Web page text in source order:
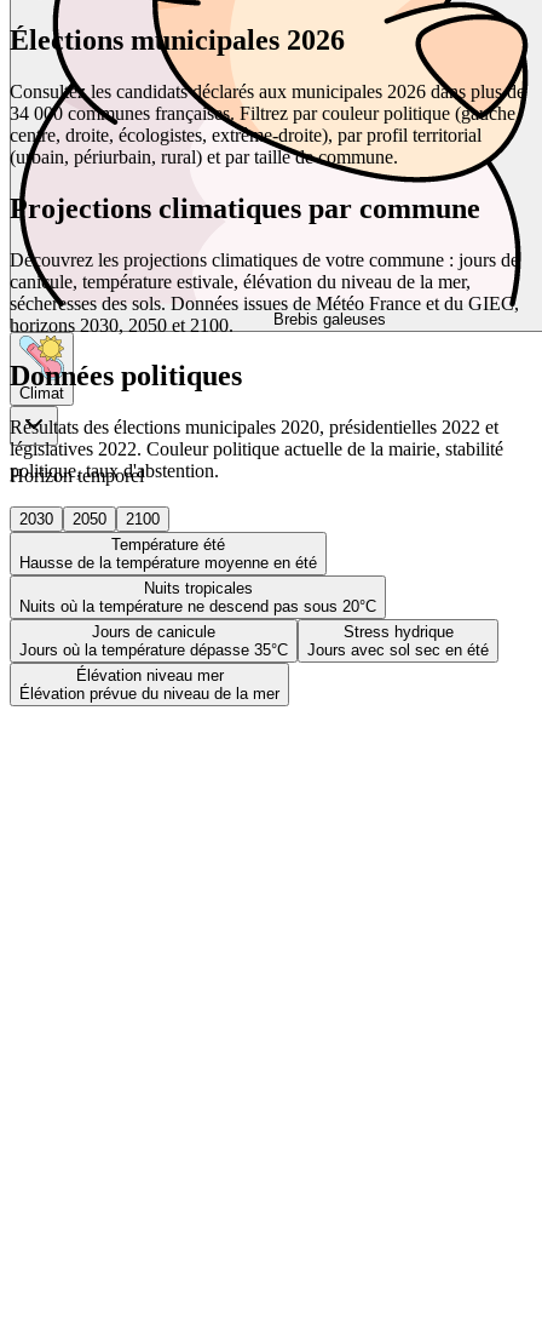
Brebis galeuses
Climat
Horizon temporel
2030 2050
2100
Température été
Hausse de la température moyenne en été
Nuits tropicales
Nuits où la température ne descend pas sous 20°C
Jours de canicule
Jours où la température dépasse 35°C
Stress hydrique
Jours avec sol sec en été
Élévation niveau mer
Élévation prévue du niveau de la mer
Élections municipales 2026
Consultez les candidats déclarés aux municipales 2026 dans plus de
34 000 communes françaises. Filtrez par couleur politique (gauche,
centre, droite, écologistes, extrême-droite), par profil territorial
(urbain, périurbain, rural) et par taille de commune.
Projections climatiques par commune
Découvrez les projections climatiques de votre commune : jours de
canicule, température estivale, élévation du niveau de la mer,
sécheresses des sols. Données issues de Météo France et du GIEC,
horizons 2030, 2050 et 2100.
Données politiques
Résultats des élections municipales 2020, présidentielles 2022 et
législatives 2022. Couleur politique actuelle de la mairie, stabilité
politique, taux d'abstention.